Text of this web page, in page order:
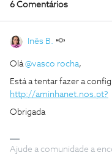
6 Comentários
Inês B.
Olá@vasco rocha,
Está a tentar fazer a
http://aminhanet.nos.pt?
Obrigada
Ajude a comunidade a